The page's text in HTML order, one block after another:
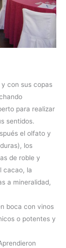
con sus copas
para realizar
sentidos.
el olfato y
los
de roble y
cacao, la
a mineralidad,
boca con vinos
o potentes y